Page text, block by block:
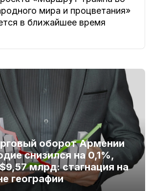
мира и процветания»
в ближайшее время
оборот Армении
снизился на 0,1%,
млрд: стагнация на
географии